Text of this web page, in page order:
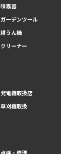
噴霧器
ガーデンツール
耕うん機
クリーナー
発電機取扱店
草刈機取扱